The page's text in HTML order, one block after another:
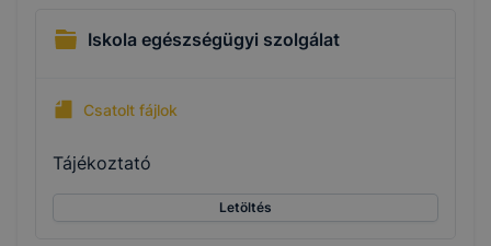
Iskola egészségügyi szolgálat
Csatolt fájlok
Tájékoztató
Letöltés